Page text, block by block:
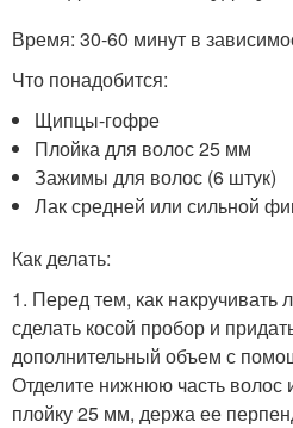
Время: 30-60 минут в
Что понадобится:
Щипцы-гофре
Плойка для волос 25 мм
Зажимы для волос (6 штук)
Лак средней или сильной
Как делать:
1. Перед тем, как накручивать
сделать косой пробор и
дополнительный объем с
Отделите нижнюю часть волос
плойку 25 мм, держа ее